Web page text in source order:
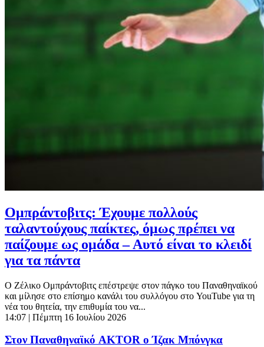
Ομπράντοβιτς: Έχουμε πολλούς
ταλαντούχους παίκτες, όμως πρέπει να
παίζουμε ως ομάδα – Αυτό είναι το κλειδί
για τα πάντα
Ο Ζέλικο Ομπράντοβιτς επέστρεψε στον πάγκο του Παναθηναϊκού
και μίλησε στο επίσημο κανάλι του συλλόγου στο YouTube για τη
νέα του θητεία, την επιθυμία του να...
14:07 | Πέμπτη 16 Ιουλίου 2026
Στον Παναθηναϊκό AKTOR ο Ίζακ Μπόνγκα